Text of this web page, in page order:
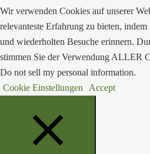
Wir verwenden Cookies auf unserer
relevanteste Erfahrung zu bieten,
und wiederholten Besuche erinnern.
stimmen Sie der Verwendung ALLER
Do not sell my personal information.
Cookie Einstellungen
Accept